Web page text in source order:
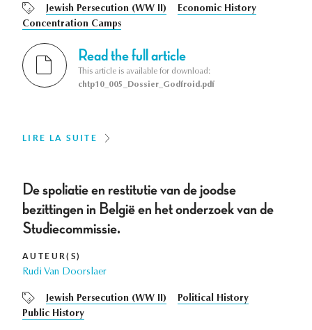
Jewish Persecution (WW II)
Economic History
Concentration Camps
Read the full article
This article is available for download:
chtp10_005_Dossier_Godfroid.pdf
LIRE LA SUITE
De spoliatie en restitutie van de joodse
bezittingen in België en het onderzoek van de
Studiecommissie.
AUTEUR(S)
Rudi Van Doorslaer
Jewish Persecution (WW II)
Political History
Public History